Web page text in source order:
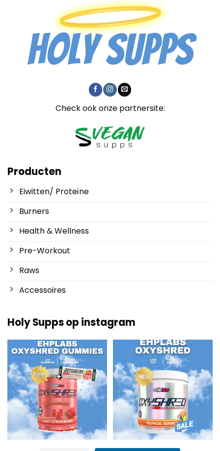
Check ook onze partnersite:
Producten
Eiwitten/ Proteïne
Burners
Health & Wellness
Pre-Workout
Raws
Accessoires
Holy Supps op instagram
Nieuw bij Holy Supps 🍬⚡
De OxyShred Gummies...
3 0
Laag in vet en 150mg cafeïne per
serving! ⚡...
0 2